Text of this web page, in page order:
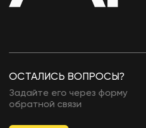
ОСТАЛИСЬ ВОПРОСЫ?
Задайте его через форму
обратной связи